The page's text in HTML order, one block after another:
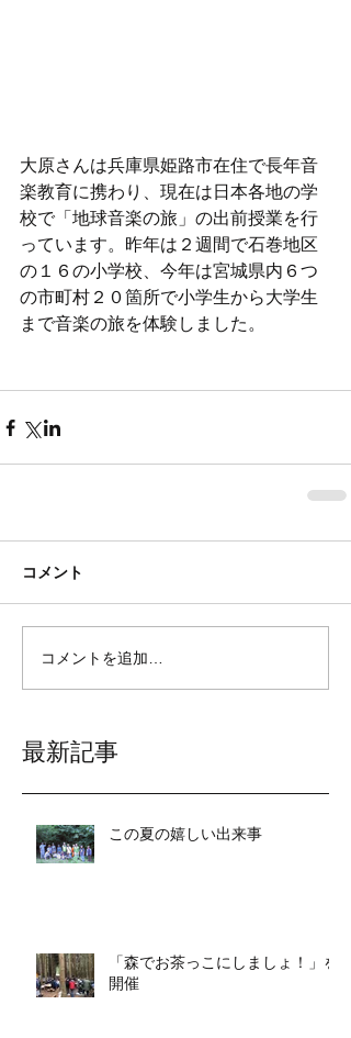
最新記事
大原さんは兵庫県姫路市在住で長年音
楽教育に携わり、現在は日本各地の学
校で「地球音楽の旅」の出前授業を行
っています。昨年は２週間で石巻地区
の１６の小学校、今年は宮城県内６つ
の市町村２０箇所で小学生から大学生
まで音楽の旅を体験しました。
コメント
コメントを追加…
この夏の嬉しい出来事
「森でお茶っこにしましょ！」を
開催